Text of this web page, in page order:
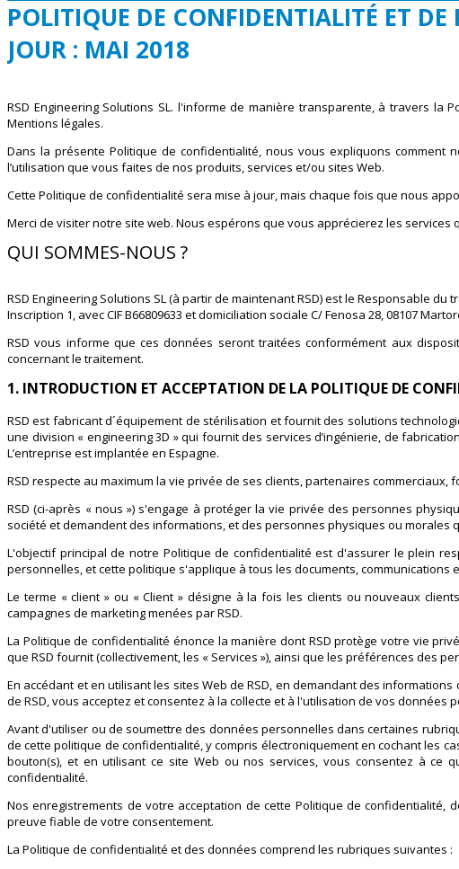
POLITIQUE DE CONFIDENTIALITÉ ET DE
JOUR : MAI 2018
RSD Engineering Solutions SL. l'informe de manière transparente, à travers
Mentions légales.
Dans la présente Politique de confidentialité, nous vous expliquons
l’utilisation que vous faites de nos produits, services et/ou sites Web.
Cette Politique de confidentialité sera mise à jour, mais chaque fois que nous
Merci de visiter notre site web. Nous espérons que vous apprécierez les services
QUI SOMMES-NOUS ?
RSD Engineering Solutions SL (à partir de maintenant RSD) est le Responsable
Inscription 1, avec CIF B66809633 et domiciliation sociale C/ Fenosa 28, 08107
RSD vous informe que ces données seront traitées conformément aux
concernant le traitement.
1. INTRODUCTION ET ACCEPTATION DE LA POLITIQUE DE
RSD est fabricant d´équipement de stérilisation et fournit des solutions
une division « engineering 3D » qui fournit des services d’ingénierie, de
L’entreprise est implantée en Espagne.
RSD respecte au maximum la vie privée de ses clients, partenaires
RSD (ci-après « nous ») s'engage à protéger la vie privée des personnes
société et demandent des informations, et des personnes physiques ou
L'objectif principal de notre Politique de confidentialité est d'assurer le plein
personnelles, et cette politique s'applique à tous les documents,
Le terme « client » ou « Client » désigne à la fois les clients ou nouveaux
campagnes de marketing menées par RSD.
La Politique de confidentialité énonce la manière dont RSD protège votre vie
que RSD fournit (collectivement, les « Services »), ainsi que les préférences des
En accédant et en utilisant les sites Web de RSD, en demandant des
de RSD, vous acceptez et consentez à la collecte et à l'utilisation de vos
Avant d'utiliser ou de soumettre des données personnelles dans certaines
de cette politique de confidentialité, y compris électroniquement en cochant les
bouton(s), et en utilisant ce site Web ou nos services, vous consentez à ce
confidentialité.
Nos enregistrements de votre acceptation de cette Politique de
preuve fiable de votre consentement.
La Politique de confidentialité et des données comprend les rubriques suivantes :